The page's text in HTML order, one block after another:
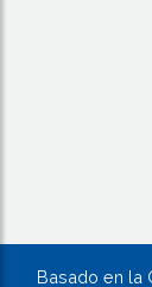
Basado en la